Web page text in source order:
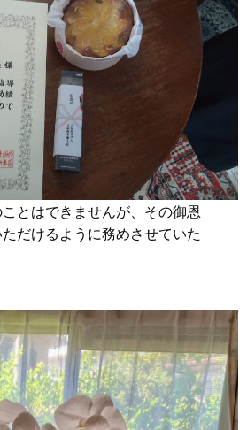
とはできませんが、その御恩
だけるように務めさせていた